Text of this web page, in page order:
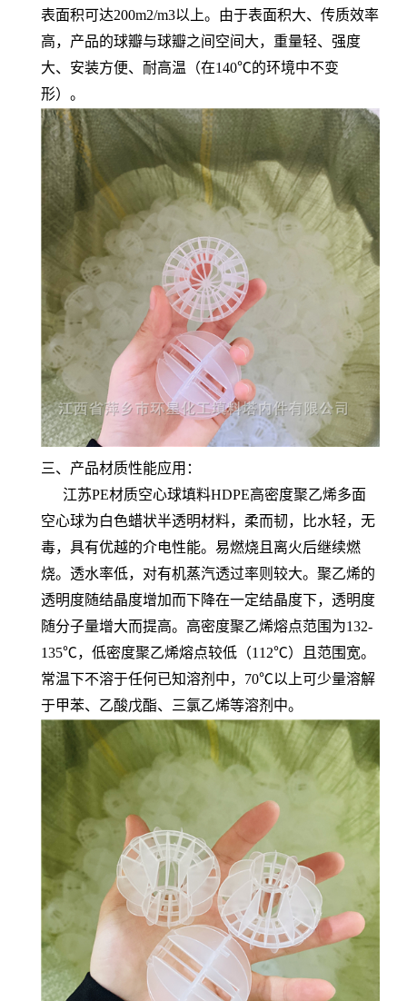
表面积可达200m2/m3以上。由于表面积大、传质效率
高，产品的球瓣与球瓣之间空间大，重量轻、强度
大、安装方便、耐高温（在140℃的环境中不变
形）。
三、产品材质性能应用：
江苏PE材质空心球填料HDPE高密度聚乙烯多面
空心球为白色蜡状半透明材料，柔而韧，比水轻，无
毒，具有优越的介电性能。易燃烧且离火后继续燃
烧。透水率低，对有机蒸汽透过率则较大。聚乙烯的
透明度随结晶度增加而下降在一定结晶度下，透明度
随分子量增大而提高。高密度聚乙烯熔点范围为132-
135℃，低密度聚乙烯熔点较低（112℃）且范围宽。
常温下不溶于任何已知溶剂中，70℃以上可少量溶解
于甲苯、乙酸戊酯、三氯乙烯等溶剂中。